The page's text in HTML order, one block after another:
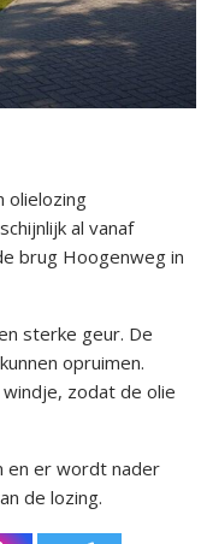
olielozing
al vanaf
brug Hoogenweg in
sterke geur. De
opruimen.
zodat de olie
en er wordt nader
de lozing.